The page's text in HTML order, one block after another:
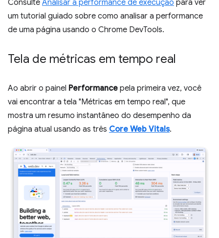
Consulte Analisar a performance de execução para ver
um tutorial guiado sobre como analisar a performance
de uma página usando o Chrome DevTools.
Tela de métricas em tempo real
Ao abrir o painel Performance pela primeira vez, você
vai encontrar a tela "Métricas em tempo real", que
mostra um resumo instantâneo do desempenho da
página atual usando as três Core Web Vitals.